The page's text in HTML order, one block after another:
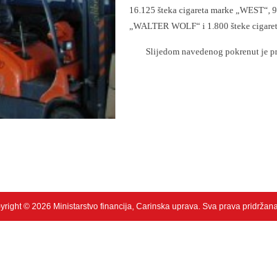
16.125 šteka cigareta marke „WEST“,
„WALTER WOLF“ i 1.800 šteke
Slijedom navedenog pokrenut je
© 2026 Ministarstvo financija, Carinska uprava. Sva prava